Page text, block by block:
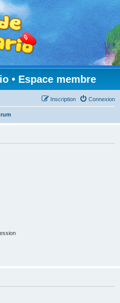
• Espace membre
Connexion
Inscription